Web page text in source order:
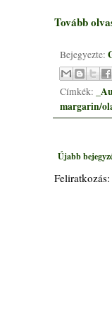
Tovább
Bejegyezte:
Címkék:
margarin/
Újabb
Feliratkozás: